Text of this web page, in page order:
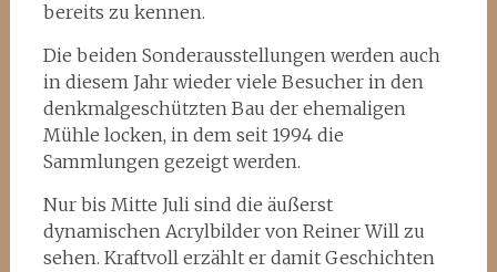
bereits zu kennen.
Die beiden Sonderausstellungen werden auch
in diesem Jahr wieder viele Besucher in den
denkmalgeschützten Bau der ehemaligen
Mühle locken, in dem seit 1994 die
Sammlungen gezeigt werden.
Nur bis Mitte Juli sind die äußerst
dynamischen Acrylbilder von Reiner Will zu
sehen. Kraftvoll erzählt er damit Geschichten